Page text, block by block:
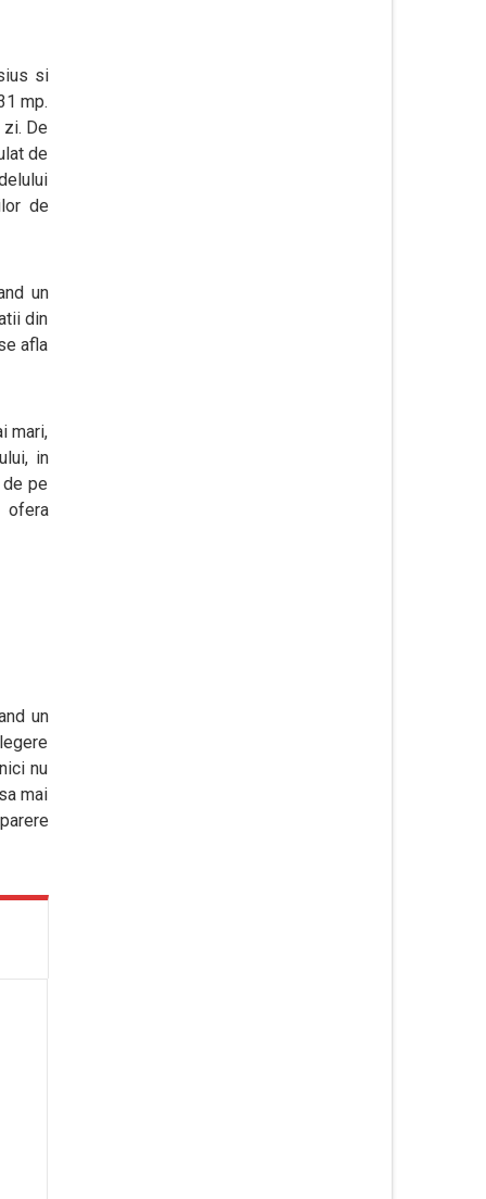
si
mp.
De
de
de
un
din
afla
mari,
in
pe
ofera
un
nu
mai